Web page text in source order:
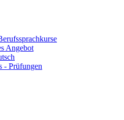
Angebot
- Prüfungen